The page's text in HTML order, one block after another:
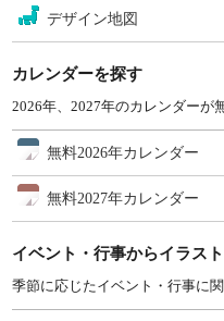
デザイン地図
カレンダーを探す
2026年、2027年のカレンダーが
無料2026年カレンダー
無料2027年カレンダー
イベント・行事からイラス
季節に応じたイベント・行事に